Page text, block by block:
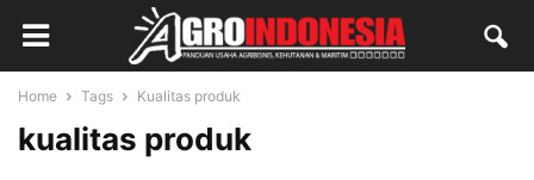
Home Tags Kualitas produk
kualitas produk